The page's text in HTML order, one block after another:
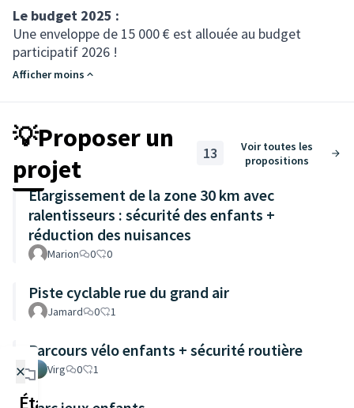
Le budget 2025 :
Une enveloppe de 15 000 € est allouée au budget
participatif 2026 !
Afficher moins
💡Proposer un
projet
13
Voir toutes les
propositions
Elargissement de la zone 30 km avec
ralentisseurs : sécurité des enfants +
réduction des nuisances
Marion 0 0
Piste cyclable rue du grand air
Jamard 0 1
Parcours vélo enfants + sécurité routière
Virg 0 1
×
Étapes de la